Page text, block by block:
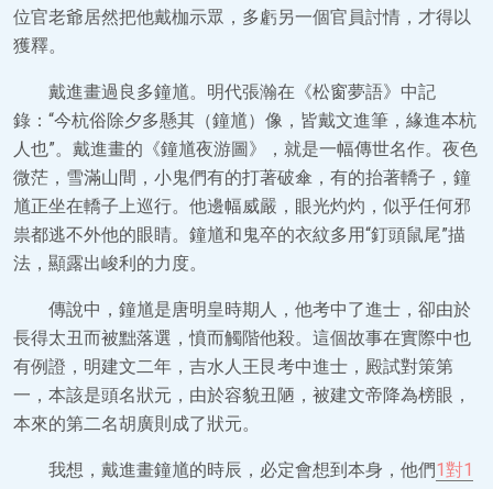
位官老爺居然把他戴枷示眾，多虧另一個官員討情，才得以
獲釋。
戴進畫過良多鐘馗。明代張瀚在《松窗夢語》中記
錄：“今杭俗除夕多懸其（鐘馗）像，皆戴文進筆，緣進本杭
人也”。戴進畫的《鐘馗夜游圖》，就是一幅傳世名作。夜色
微茫，雪滿山間，小鬼們有的打著破傘，有的抬著轎子，鐘
馗正坐在轎子上巡行。他邊幅威嚴，眼光灼灼，似乎任何邪
祟都逃不外他的眼睛。鐘馗和鬼卒的衣紋多用“釘頭鼠尾”描
法，顯露出峻利的力度。
傳說中，鐘馗是唐明皇時期人，他考中了進士，卻由於
長得太丑而被黜落選，憤而觸階他殺。這個故事在實際中也
有例證，明建文二年，吉水人王艮考中進士，殿試對策第
一，本該是頭名狀元，由於容貌丑陋，被建文帝降為榜眼，
本來的第二名胡廣則成了狀元。
我想，戴進畫鐘馗的時辰，必定會想到本身，他們1對1